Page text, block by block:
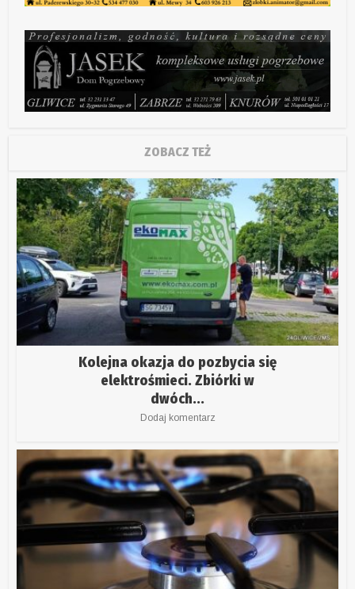
ZOBACZ TEŻ
Kolejna okazja do pozbycia się
elektrośmieci. Zbiórki w
dwóch...
Dodaj komentarz